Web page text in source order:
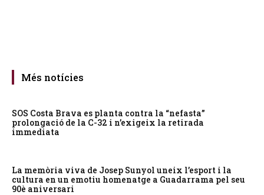
Més notícies
SOS Costa Brava es planta contra la “nefasta”
prolongació de la C-32 i n’exigeix la retirada
immediata
La memòria viva de Josep Sunyol uneix l’esport i la
cultura en un emotiu homenatge a Guadarrama pel seu
90è aniversari